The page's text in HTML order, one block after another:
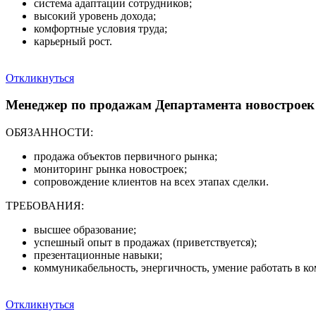
система адаптации сотрудников;
высокий уровень дохода;
комфортные условия труда;
карьерный рост.
Откликнуться
Менеджер по продажам Департамента новостроек
ОБЯЗАННОСТИ:
продажа объектов первичного рынка;
мониторинг рынка новостроек;
сопровождение клиентов на всех этапах сделки.
ТРЕБОВАНИЯ:
высшее образование;
успешный опыт в продажах (приветствуется);
презентационные навыки;
коммуникабельность, энергичность, умение работать в
Откликнуться